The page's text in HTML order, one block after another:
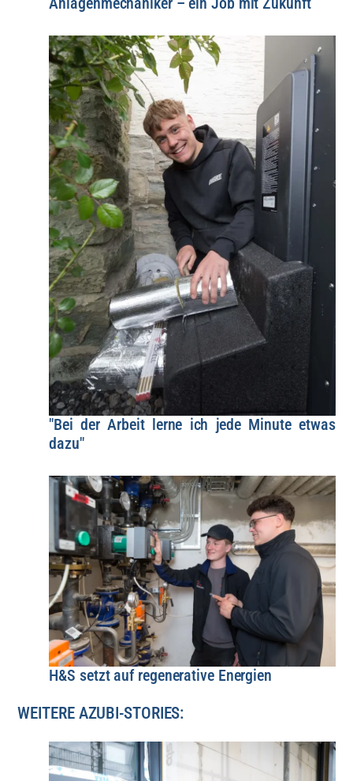
Anlagenmechaniker – ein Job mit Zukunft
"Bei der Arbeit lerne ich jede Minute etwas
dazu"
H&S setzt auf regenerative Energien
WEITERE AZUBI-STORIES: